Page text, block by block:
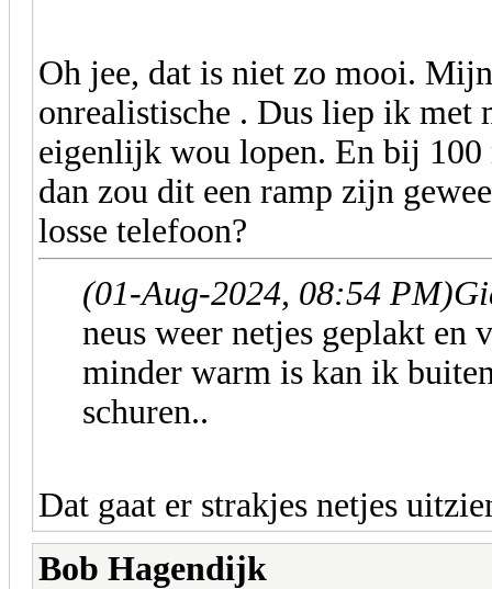
Oh jee, dat is niet zo mooi.
onrealistische . Dus liep ik met
eigenlijk wou lopen. En bij 100
dan zou dit een ramp zijn
losse telefoon?
(01-Aug-2024, 08:54 PM)
neus weer netjes geplakt en
minder warm is kan ik
schuren..
Dat gaat er strakjes netjes
Bob Hagendijk